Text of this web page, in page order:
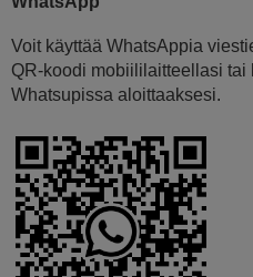
Voit käyttää WhatsAppia
QR-koodi mobiililaitteellasi tai
Whatsupissa aloittaaksesi.